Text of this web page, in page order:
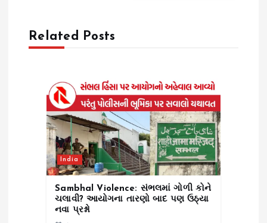
vRelated Posts
India
Sambhal Violence: સંભલમાં ગોળી કોને
ચલાવી? આયોગના તારણો બાદ પણ ઉઠ્યા
નવા પ્રશ્નો